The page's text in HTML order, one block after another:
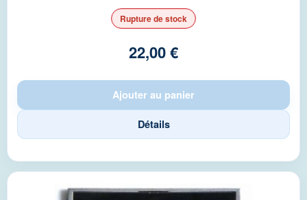
Rupture de stock
22,00 €
Ajouter au panier
Détails